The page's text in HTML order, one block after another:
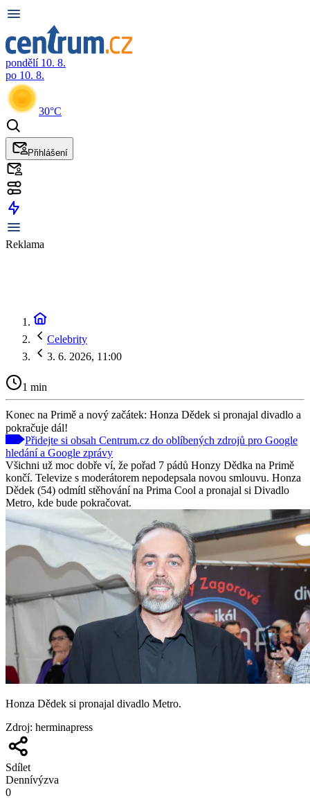
pondělí 10. 8.
po 10. 8.
30°C
Přihlášení
Reklama
Celebrity
3. 6. 2026, 11:00
1 min
Konec na Primě a nový začátek: Honza Dědek si pronajal divadlo a
pokračuje dál!
Přidejte si obsah Centrum.cz do oblíbených zdrojů pro Google
hledání a Google zprávy
Všichni už moc dobře ví, že pořad 7 pádů Honzy Dědka na Primě
končí. Televize s moderátorem nepodepsala novou smlouvu. Honza
Dědek (54) odmítl stěhování na Prima Cool a pronajal si Divadlo
Metro, kde bude pokračovat.
Honza Dědek si pronajal divadlo Metro.
Zdroj: herminapress
Sdílet
Dennívýzva
0